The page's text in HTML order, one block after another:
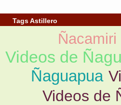
Tags Astillero
Ñacamiri
Videos de
Ñaguapua
Videos de